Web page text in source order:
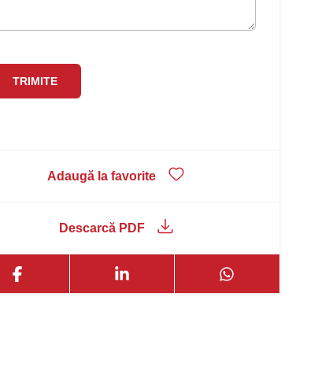
Adaugă la favorite
Descarcă PDF